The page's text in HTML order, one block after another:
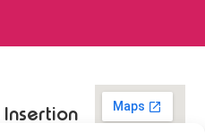
Insertion